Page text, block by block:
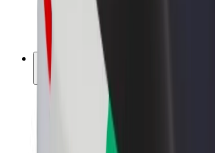
ავტოპარკები
ფრენჩაიზი
კომპანია
ვაკანსიები
Bolt-ის შესახებ
Bolt და ეკომეგობრულობა